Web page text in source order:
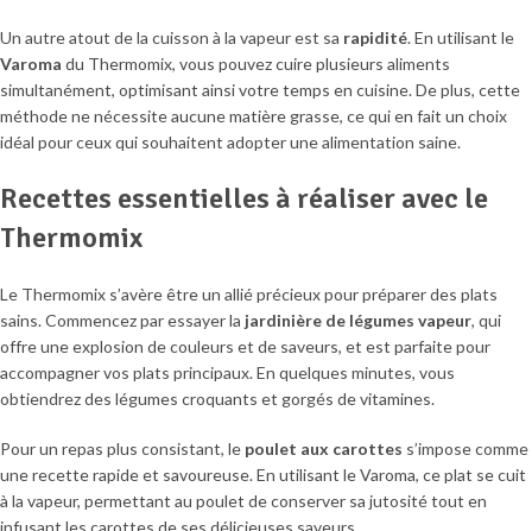
Un autre atout de la cuisson à la vapeur est sa rapidité. En utilisant le
Varoma du Thermomix, vous pouvez cuire plusieurs aliments
simultanément, optimisant ainsi votre temps en cuisine. De plus, cette
méthode ne nécessite aucune matière grasse, ce qui en fait un choix
idéal pour ceux qui souhaitent adopter une alimentation saine.
Recettes essentielles à réaliser avec le
Thermomix
Le Thermomix s’avère être un allié précieux pour préparer des plats
sains. Commencez par essayer la jardinière de légumes vapeur, qui
offre une explosion de couleurs et de saveurs, et est parfaite pour
accompagner vos plats principaux. En quelques minutes, vous
obtiendrez des légumes croquants et gorgés de vitamines.
Pour un repas plus consistant, le poulet aux carottes s’impose comme
une recette rapide et savoureuse. En utilisant le Varoma, ce plat se cuit
à la vapeur, permettant au poulet de conserver sa jutosité tout en
infusant les carottes de ses délicieuses saveurs.